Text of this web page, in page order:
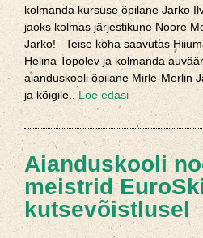
kolmanda kursuse õpilane Jarko
jaoks kolmas järjestikune Noore
Jarko! Teise koha saavutas
Helina Topolev ja kolmanda
aianduskooli õpilane Mirle-Merlin
ja kõigile.. Loe edasi
Aianduskooli
meistrid
kutsevõistlusel